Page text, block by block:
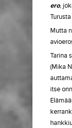
ero,
Mutta
Tarina
(Mika
itse